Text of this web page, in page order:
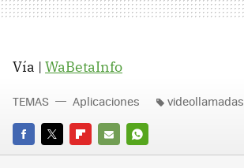
Vía | WaBetaInfo
FACEBOOK
TWITTERFLIPBOARD
E-
WHATSAPP
TEMAS Aplicaciones videollamadas